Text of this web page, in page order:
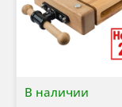
В наличии